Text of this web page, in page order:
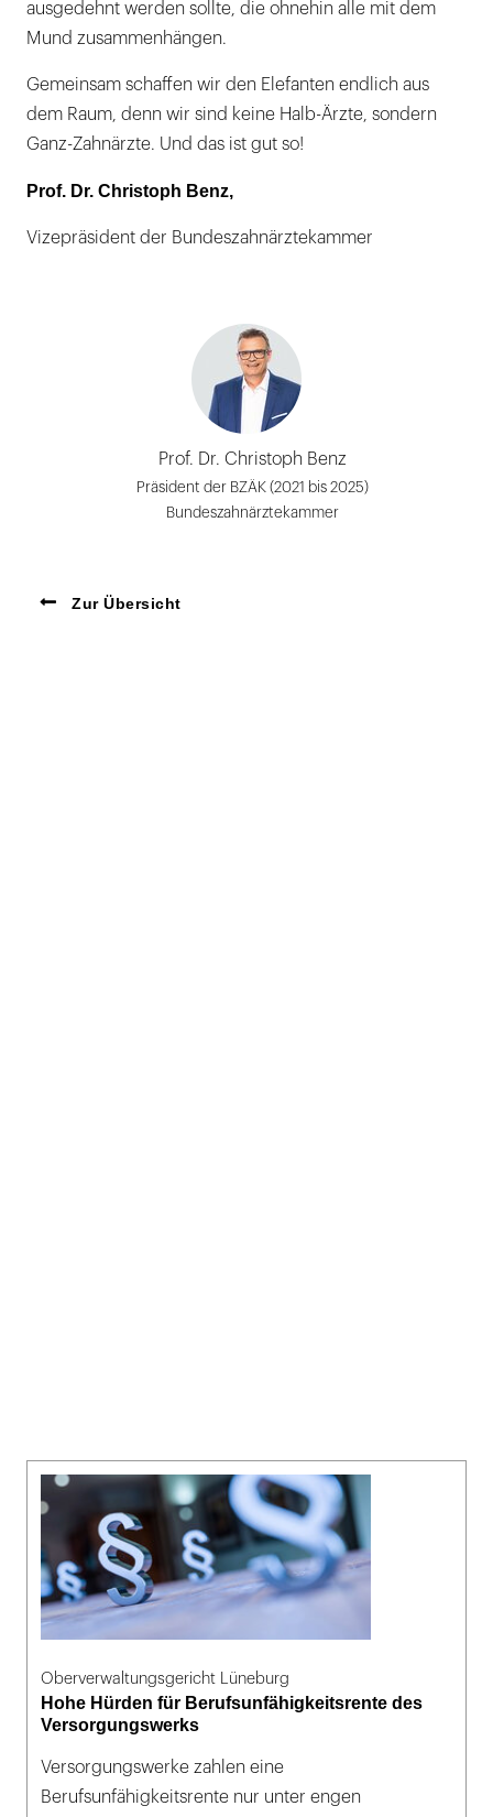
ausgedehnt werden sollte, die ohnehin alle mit dem
Mund zusammenhängen.
Gemeinsam schaffen wir den Elefanten endlich aus
dem Raum, denn wir sind keine Halb-Ärzte, sondern
Ganz-Zahnärzte. Und das ist gut so!
Prof. Dr. Christoph Benz,
Vizepräsident der Bundeszahnärztekammer
Prof. Dr. Christoph Benz
Präsident der BZÄK (2021 bis 2025)
Bundeszahnärztekammer
Zur Übersicht
Oberverwaltungsgericht Lüneburg
Hohe Hürden für Berufsunfähigkeitsrente des
Versorgungswerks
Versorgungswerke zahlen eine
Berufsunfähigkeitsrente nur unter engen